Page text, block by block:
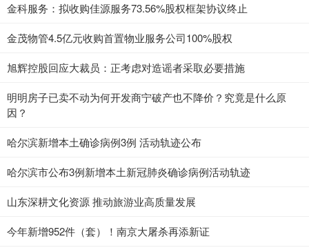
金科服务：拟收购佳源服务73.56%股权框架协议终止
金茂物管4.5亿元收购首置物业服务公司100%股权
旭辉控股回应大裁员：正考虑对造谣者采取必要措施
明明房子已卖不动为何开发商宁破产也不降价？究竟是什么原
因？
哈尔滨新增本土确诊病例3例 活动轨迹公布
哈尔滨市公布3例新增本土新冠肺炎确诊病例活动轨迹
山东深耕文化资源 推动旅游业高质量发展
今年新增952件（套）！南京大屠杀再添新证